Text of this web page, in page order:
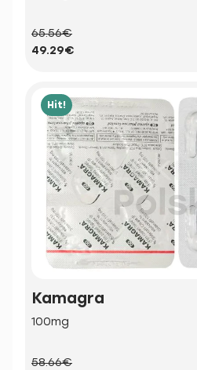
65.56€
49.29€
Hit!
Kamagra
100mg
58.66€